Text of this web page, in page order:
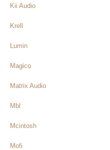
Kii Audio
Krell
Lumin
Magico
Matrix Audio
Mbl
Mcintosh
Mofi